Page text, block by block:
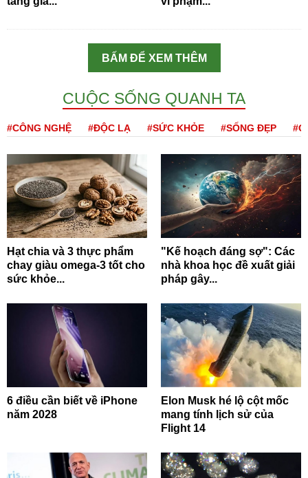
BẤM ĐỂ XEM THÊM
CUỘC SỐNG QUANH TA
#CÔNG NGHỆ #ĐỘC LẠ #SỨC KHỎE #SỐNG ĐẸP
Hạt chia và 3 thực phẩm
chay giàu omega-3 tốt cho
sức khỏe...
"Kế hoạch đáng sợ": Các
nhà khoa học đề xuất giải
pháp gây...
6 điều cần biết về iPhone
năm 2028
Elon Musk hé lộ cột mốc
mang tính lịch sử của
Flight 14